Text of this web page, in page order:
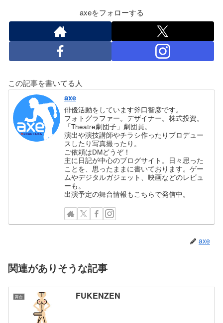
axeをフォローする
この記事を書いてる人
axe
俳優活動をしています斧口智彦です。
フォトグラファー。デザイナー。株式投資。
「Theatre劇団子」劇団員。
演出や演技講師やチラシ作ったりプロデュー
スしたり写真撮ったり。
ご依頼はDMどうぞ！
主に日記が中心のブログサイト。日々思った
ことを、思ったままに書いております。ゲー
ムやデジタルガジェット、映画などのレビュ
ーも。
出演予定の舞台情報もこちらで発信中。
axe
関連がありそうな記事
舞台 FUKENZEN